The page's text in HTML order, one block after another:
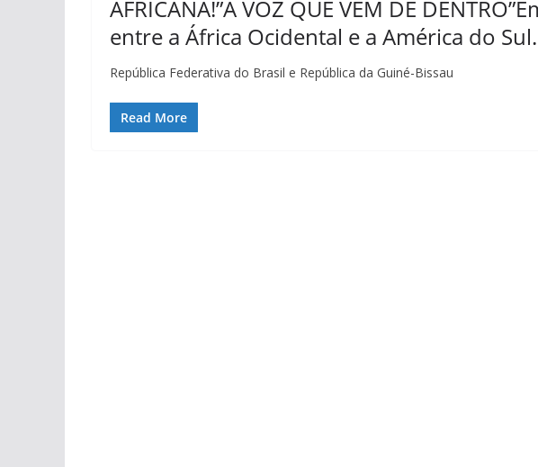
AFRICANA!”A VOZ QUE VEM DE
entre a África Ocidental e a América do Sul.
República Federativa do Brasil e República da Guiné-Bissau
Read More